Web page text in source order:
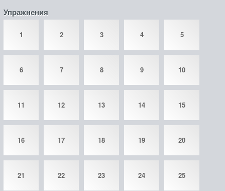
Упражнения
1 2 3 4 5
6 7 8 9 10
11 12 13 14 15
16 17 18 19 20
21 22 23 24 25